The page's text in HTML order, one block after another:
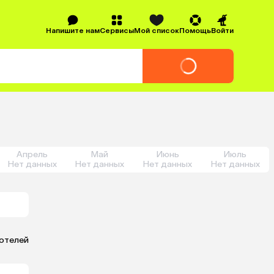
Напишите намСервисыМой списокПомощьВойти
Апрель
Нет данных
Май
Нет данных
Июнь
Нет данных
Июль
Нет данных